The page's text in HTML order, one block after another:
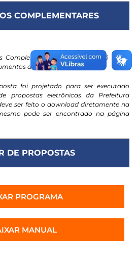
COMPLEMENTARES
Complementares / Contratos só ficará
anexados.
foi projetado para ser executado
propostas eletrônicas da Prefeitura
ser feito o download diretamente na
pode ser encontrado na página
DE PROPOSTAS
PROGRAMA
MANUAL